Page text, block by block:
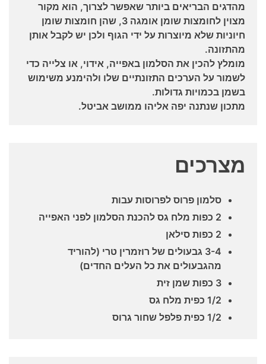
מהדגים הבריאים ביותר שאפשר לצרוך, הוא מקור
מצוין לחומצות שומן אומגה 3, שהן חומצות שומן
חיוניות שלא מיוצרות על ידי הגוף ולכן יש לקבל אותן
מהתזונה.
מומלץ להכין את הסלמון באפייה, אידוי, או צלייה כדי
לשמור על הערכים התזונתיים שלו ולהימנע משימוש
בשמן בכמויות גדולות.
מתכון שנתנה יפה אליהו ממושב אביטל.
מצרכים
סלמון פרוס לפרוסות עבות
2 כפות מלח גס להכנת הסלמון לפני האפייה
2 כפות סילאן
3-4 גבעולים של רוזמרין טרי (להוריד
מהגבעולים את כל העלים החדים)
3 כפות שמן זית
1/2 כפית מלח גס
1/2 כפית פלפל שחור גרוס